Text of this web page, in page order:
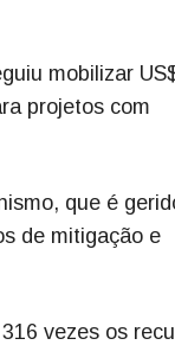
mobilizar
projetos com
que é
de mitigação e
vezes os